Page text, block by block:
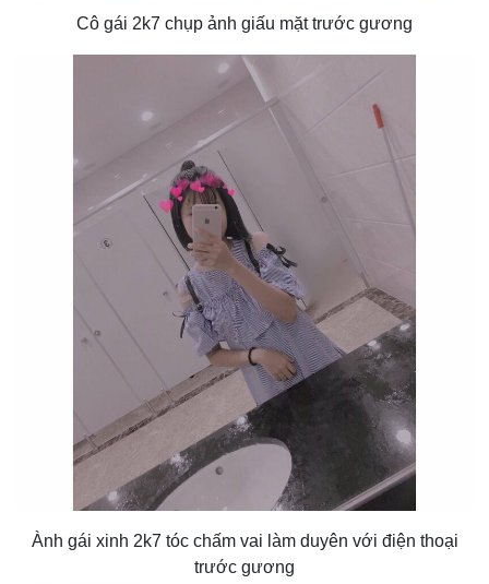
Cô gái 2k7 chụp ảnh giấu mặt trước gương
Ành gái xinh 2k7 tóc chấm vai làm duyên với điện thoại
trước gương